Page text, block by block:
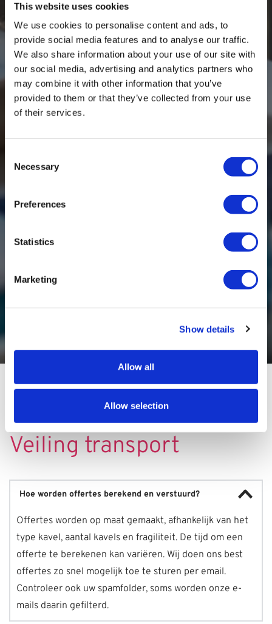
This website uses cookies
We use cookies to personalise content and ads, to
provide social media features and to analyse our traffic.
We also share information about your use of our site with
our social media, advertising and analytics partners who
may combine it with other information that you’ve
provided to them or that they’ve collected from your use
of their services.
Selection
Necessary
Preferences
Statistics
Marketing
Show details
Allow all
Allow selection
Totale waarde
Opmerkingen
Veiling transport
Hoe worden offertes berekend en verstuurd?
Offertes worden op maat gemaakt, afhankelijk van het
type kavel, aantal kavels en fragiliteit. De tijd om een
offerte te berekenen kan variëren. Wij doen ons best
offertes zo snel mogelijk toe te sturen per email.
Controleer ook uw spamfolder, soms worden onze e-
mails daarin gefilterd.